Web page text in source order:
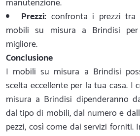
manutenzione.
Prezzi: confronta i prezzi tra
mobili su misura a Brindisi
migliore.
Conclusione
I mobili su misura a Brindisi
scelta eccellente per la tua casa. I
misura a Brindisi dipenderanno
dal tipo di mobili, dal numero e
pezzi, così come dai servizi forniti.